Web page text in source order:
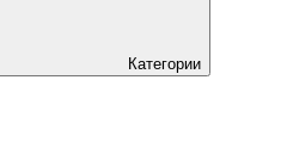
Категории